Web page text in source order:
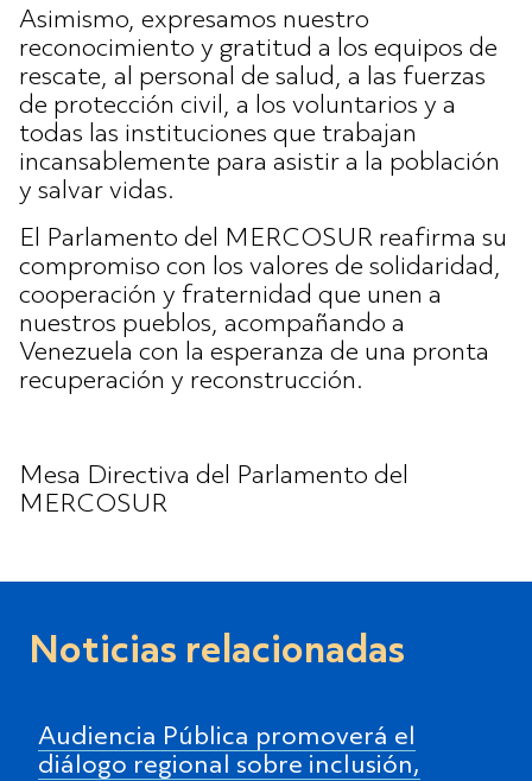
Asimismo, expresamos nuestro
reconocimiento y gratitud a los equipos de
rescate, al personal de salud, a las fuerzas
de protección civil, a los voluntarios y a
todas las instituciones que trabajan
incansablemente para asistir a la población
y salvar vidas.
El Parlamento del MERCOSUR reafirma su
compromiso con los valores de solidaridad,
cooperación y fraternidad que unen a
nuestros pueblos, acompañando a
Venezuela con la esperanza de una pronta
recuperación y reconstrucción.
Mesa Directiva del Parlamento del
MERCOSUR
Noticias relacionadas
Audiencia Pública promoverá el
diálogo regional sobre inclusión,